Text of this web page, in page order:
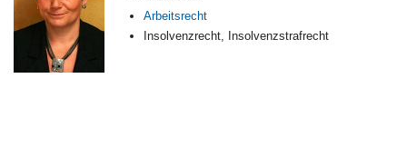
Arbeitsrecht
Insolvenzrecht, Insolvenzstrafrecht